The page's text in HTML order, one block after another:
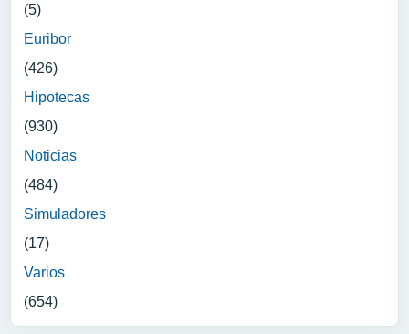
(5)
Euribor
(426)
Hipotecas
(930)
Noticias
(484)
Simuladores
(17)
Varios
(654)